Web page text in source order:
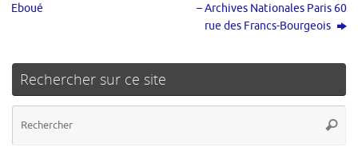
Eboué
– Archives Nationales Paris 60
rue des Francs-Bourgeois
Rechercher sur ce site